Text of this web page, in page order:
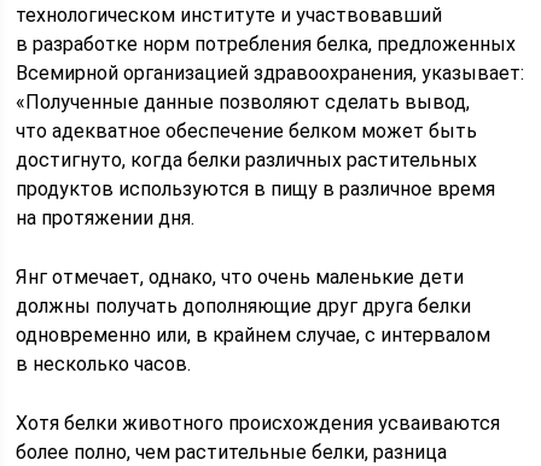
технологи­ческом институте и участвовавший
в разработке норм потребления белка, предложенных
Всемирной организа­цией здравоохранения, указывает:
«Полученные данные позволяют сде­лать вывод,
что адекватное обеспече­ние белком может быть
достигнуто, когда белки различных растительных
продуктов используются в пищу в раз­личное время
на протяжении дня.
Янг отмечает, однако, что очень ма­ленькие дети
должны получать допол­няющие друг друга белки
одновременно или, в крайнем случае, с ин­тервалом
в несколько часов.
Хотя белки животного происхожде­ния усваиваются
более полно, чем рас­тительные белки, разница